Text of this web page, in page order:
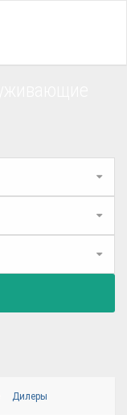
Дилеры